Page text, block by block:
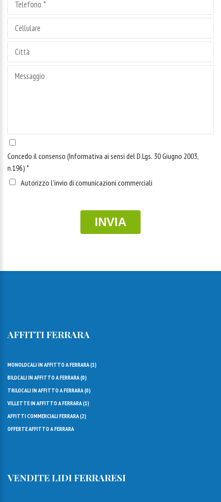
Concedo il consenso (Informativa ai sensi del D.Lgs. 30 Giugno 2003,
n.196) *
Autorizzo l'invio di comunicazioni commerciali
AFFITTI FERRARA
MONOLOCALI IN AFFITTO A FERRARA (1)
BILOCALI IN AFFITTO A FERRARA (0)
TRILOCALI IN AFFITTO A FERRARA (0)
VILLETTE IN AFFITTO A FERRARA (1)
AFFITTI COMMERCIALI FERRARA (2)
OFFERTE AFFITTO A FERRARA
VENDITE LIDI FERRARESI